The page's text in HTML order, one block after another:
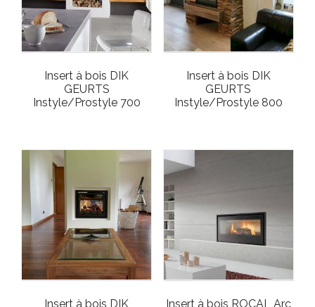
Insert à bois DIK
GEURTS
Instyle/Prostyle 700
Insert à bois DIK
GEURTS
Instyle/Prostyle 800
Insert à bois DIK Insert à bois ROCAL Arc